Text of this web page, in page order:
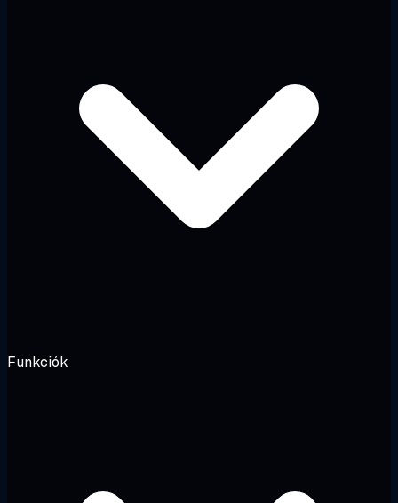
Funkciók